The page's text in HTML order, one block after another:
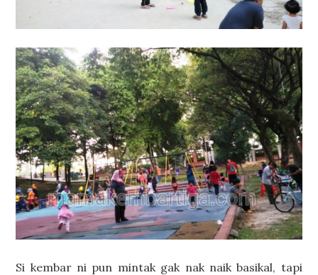
Si kembar ni pun mintak gak nak naik basikal, tapi